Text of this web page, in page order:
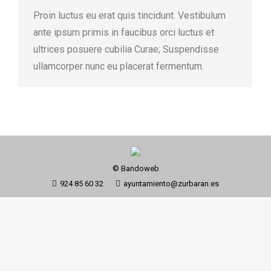
Proin luctus eu erat quis tincidunt. Vestibulum
ante ipsum primis in faucibus orci luctus et
ultrices posuere cubilia Curae; Suspendisse
ullamcorper nunc eu placerat fermentum.
© Bandoweb
924 85 60 32
ayuntamiento@zurbaran.es